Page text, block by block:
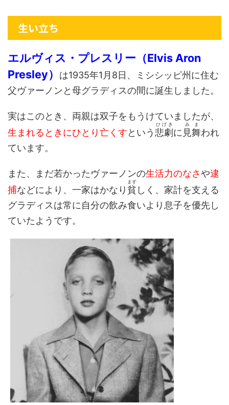
生い立ち
エルヴィス・プレスリー（Elvis Aron
Presley）
は1935年1月8日、ミシシッピ州に住む
父ヴァーノンと母グラディスの間に誕生しました。
実はこのとき、両親は双子をもうけていましたが、
生まれるときにひとり亡くすという悲劇
ひげき
に 見舞
みま
われ
ています。
また、まだ若かったヴァーノンの生活力のなさや逮
捕などにより、一家はかなり貧
まず
しく、家計を支える
グラディスは常に自分の飲み食いより息子を優先し
ていたようです。